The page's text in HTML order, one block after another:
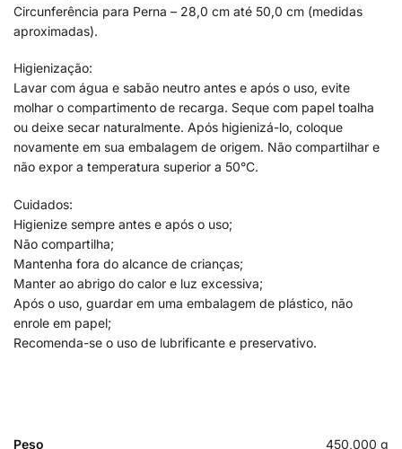
Circunferência para Perna – 28,0 cm até 50,0 cm (medidas
aproximadas).
Higienização:
Lavar com água e sabão neutro antes e após o uso, evite
molhar o compartimento de recarga. Seque com papel toalha
ou deixe secar naturalmente. Após higienizá-lo, coloque
novamente em sua embalagem de origem. Não compartilhar e
não expor a temperatura superior a 50°C.
Cuidados:
Higienize sempre antes e após o uso;
Não compartilha;
Mantenha fora do alcance de crianças;
Manter ao abrigo do calor e luz excessiva;
Após o uso, guardar em uma embalagem de plástico, não
enrole em papel;
Recomenda-se o uso de lubrificante e preservativo.
Peso 450,000 g